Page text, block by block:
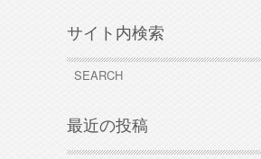
サイト内検索
最近の投稿